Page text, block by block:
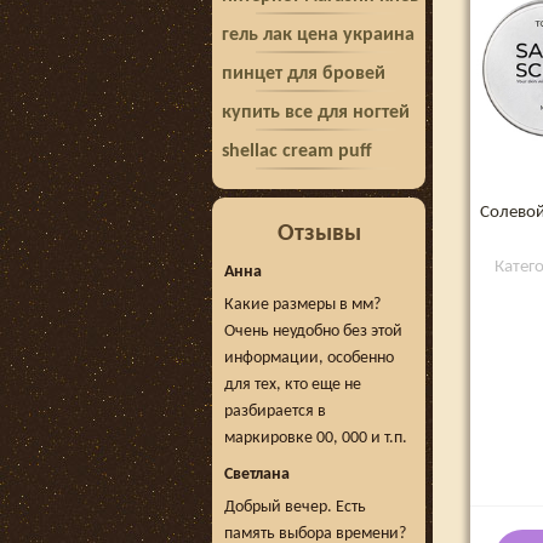
гель лак цена украина
пинцет для бровей
купить все для ногтей
shellac cream puff
Отзывы
Анна
Какие размеры в мм?
Очень неудобно без этой
информации, особенно
для тех, кто еще не
разбирается в
маркировке 00, 000 и т.п.
Светлана
Добрый вечер. Есть
память выбора времени?